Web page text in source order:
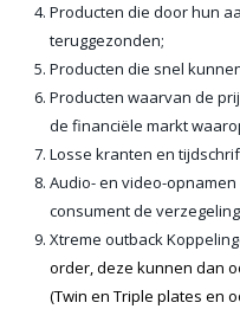
Producten die door hun
teruggezonden;
Producten die snel
Producten waarvan de
de financiële markt
Losse kranten en
Audio- en video-
consument de
Xtreme outback
order, deze kunnen dan
(Twin en Triple plates en